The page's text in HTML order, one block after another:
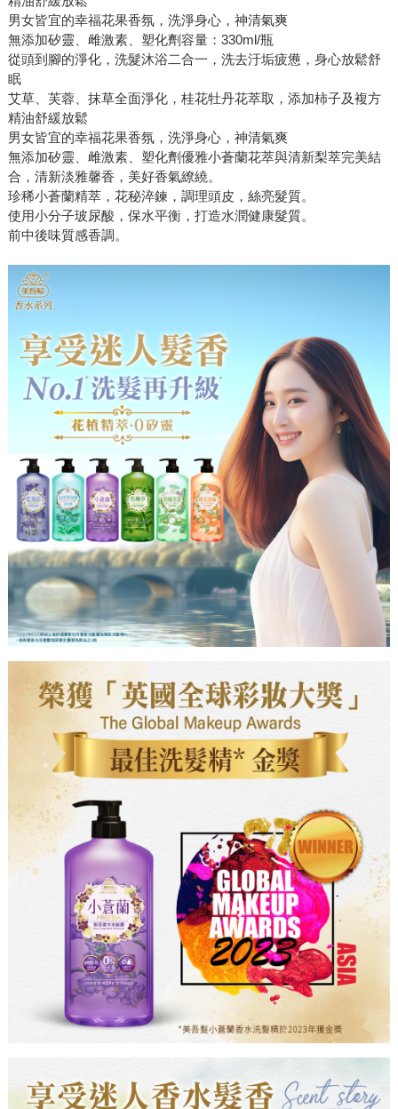
男女皆宜的幸福花果香氛，洗淨身心，神清氣爽
無添加矽靈、雌激素、塑化劑容量：330ml/瓶
從頭到腳的淨化，洗髮沐浴二合一，洗去汙垢疲憊，身心放鬆舒
眠
艾草、芙蓉、抹草全面淨化，桂花牡丹花萃取，添加柿子及複方
精油舒緩放鬆
男女皆宜的幸福花果香氛，洗淨身心，神清氣爽
無添加矽靈、雌激素、塑化劑優雅小蒼蘭花萃與清新梨萃完美結
合，清新淡雅馨香，美好香氣繚繞。
珍稀小蒼蘭精萃，花秘淬鍊，調理頭皮，絲亮髮質。
使用小分子玻尿酸，保水平衡，打造水潤健康髮質。
前中後味質感香調。